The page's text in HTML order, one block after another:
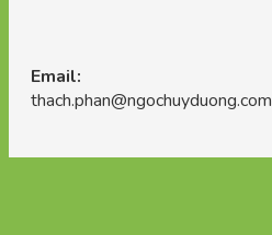
Email:
thach.phan@ngochuyduong.com